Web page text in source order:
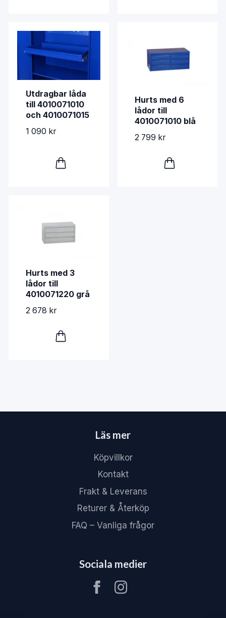
Utdragbar låda
till 4010071010
och 4010071015
1 090 kr
Hurts med 6
lådor till
4010071010 blå
2 799 kr
Hurts med 3
lådor till
4010071220 grå
2 678 kr
Läs mer
Köpvillkor
Kontakt
Frakt & Leverans
Returer & Återköp
FAQ – Vanliga frågor
Sociala medier